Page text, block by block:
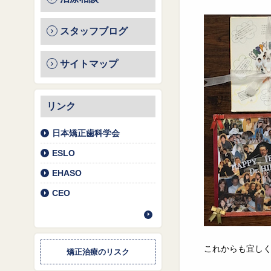
スタッフブログ
サイトマップ
リンク
日本矯正歯科学会
ESLO
EHASO
CEO
矯正治療のリスク これからも宜し